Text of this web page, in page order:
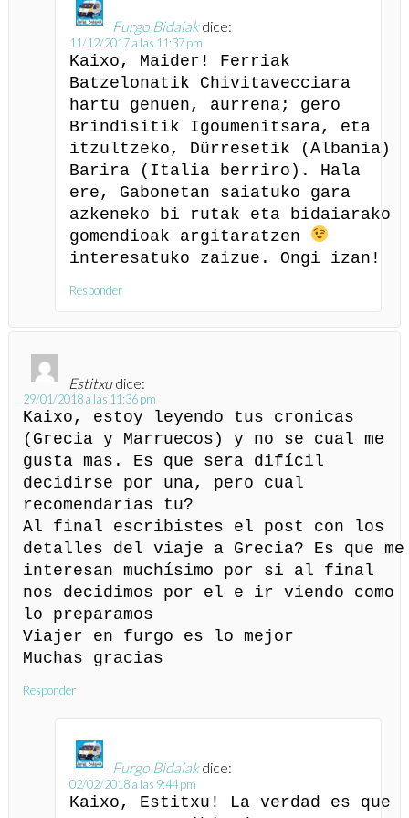
Furgo Bidaiak dice:
11/12/2017 a las 11:37 pm
Kaixo, Maider! Ferriak
Batzelonatik Chivitavecciara
hartu genuen, aurrena; gero
Brindisitik Igoumenitsara, eta
itzultzeko, Dürresetik (Albania)
Barira (Italia berriro). Hala
ere, Gabonetan saiatuko gara
azkeneko bi rutak eta bidaiarako
gomendioak argitaratzen
interesatuko zaizue. Ongi izan!
Responder
Estitxu dice:
29/01/2018 a las 11:36 pm
Kaixo, estoy leyendo tus cronicas
(Grecia y Marruecos) y no se cual me
gusta mas. Es que sera difícil
decidirse por una, pero cual
recomendarias tu?
Al final escribistes el post con los
detalles del viaje a Grecia? Es que me
interesan muchísimo por si al final
nos decidimos por el e ir viendo como
lo preparamos
Viajer en furgo es lo mejor
Muchas gracias
Responder
Furgo Bidaiak dice:
02/02/2018 a las 9:44 pm
Kaixo, Estitxu! La verdad es que